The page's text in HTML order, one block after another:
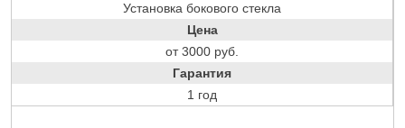
Установка бокового стекла
Цена
от 3000 руб.
Гарантия
1 год